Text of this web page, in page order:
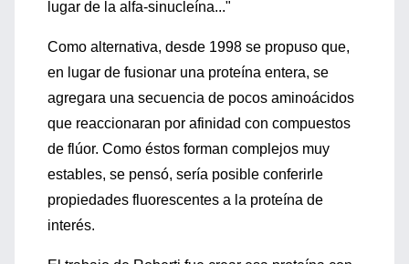
lugar de la alfa-sinucleína..."
Como alternativa, desde 1998 se propuso que,
en lugar de fusionar una proteína entera, se
agregara una secuencia de pocos aminoácidos
que reaccionaran por afinidad con compuestos
de flúor. Como éstos forman complejos muy
estables, se pensó, sería posible conferirle
propiedades fluorescentes a la proteína de
interés.